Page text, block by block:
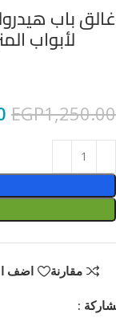
لأبواب
EGP1,250.00
مقارنة اضف
: